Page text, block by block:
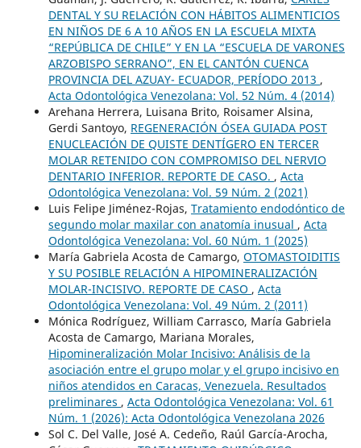
DENTAL Y SU RELACIÓN CON HÁBITOS ALIMENTICIOS
EN NIÑOS DE 6 A 10 AÑOS EN LA ESCUELA MIXTA
“REPÚBLICA DE CHILE” Y EN LA “ESCUELA DE VARONES
ARZOBISPO SERRANO”, EN EL CANTÓN CUENCA
PROVINCIA DEL AZUAY- ECUADOR, PERÍODO 2013 ,
Acta Odontológica Venezolana: Vol. 52 Núm. 4 (2014)
Arehana Herrera, Luisana Brito, Roisamer Alsina,
Gerdi Santoyo, REGENERACIÓN ÓSEA GUIADA POST
ENUCLEACIÓN DE QUISTE DENTÍGERO EN TERCER
MOLAR RETENIDO CON COMPROMISO DEL NERVIO
DENTARIO INFERIOR. REPORTE DE CASO. , Acta
Odontológica Venezolana: Vol. 59 Núm. 2 (2021)
Luis Felipe Jiménez-Rojas, Tratamiento endodóntico de
segundo molar maxilar con anatomía inusual , Acta
Odontológica Venezolana: Vol. 60 Núm. 1 (2025)
María Gabriela Acosta de Camargo, OTOMASTOIDITIS
Y SU POSIBLE RELACIÓN A HIPOMINERALIZACIÓN
MOLAR-INCISIVO. REPORTE DE CASO , Acta
Odontológica Venezolana: Vol. 49 Núm. 2 (2011)
Mónica Rodríguez, William Carrasco, María Gabriela
Acosta de Camargo, Mariana Morales,
Hipomineralización Molar Incisivo: Análisis de la
asociación entre el grupo molar y el grupo incisivo en
niños atendidos en Caracas, Venezuela. Resultados
preliminares , Acta Odontológica Venezolana: Vol. 61
Núm. 1 (2026): Acta Odontológica Venezolana 2026
Sol C. Del Valle, José A. Cedeño, Raúl García-Arocha,